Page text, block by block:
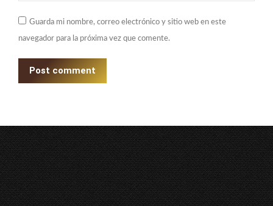
Guarda mi nombre, correo electrónico y sitio web en este
navegador para la próxima vez que comente.
Post comment